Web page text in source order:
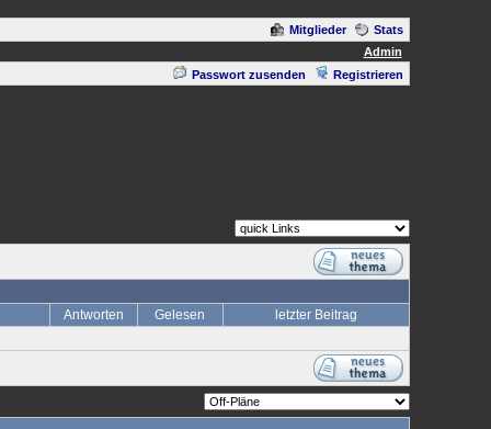
Mitglieder
Stats
Admin
Passwort zusenden
Registrieren
Antworten Gelesen letzter Beitrag